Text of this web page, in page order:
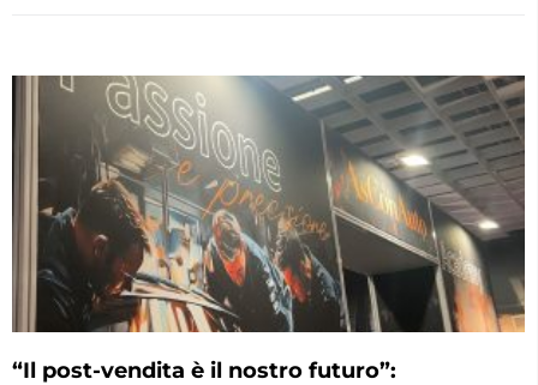
“Il post-vendita è il nostro futuro”: